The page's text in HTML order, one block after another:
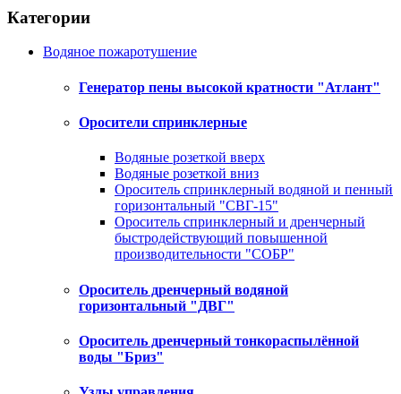
Категории
Водяное пожаротушение
Генератор пены высокой кратности "Атлант"
Оросители спринклерные
Водяные розеткой вверх
Водяные розеткой вниз
Ороситель спринклерный водяной и пенный
горизонтальный "СВГ-15"
Ороситель спринклерный и дренчерный
быстродействующий повышенной
производительности "СОБР"
Ороситель дренчерный водяной
горизонтальный "ДВГ"
Ороситель дренчерный тонкораспылённой
воды "Бриз"